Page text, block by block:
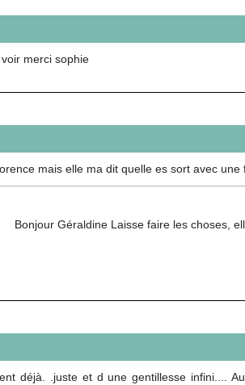
merci sophie
mais elle ma dit quelle es sort avec
Bonjour Géraldine Laisse faire les choses,
déjà. .juste et d une gentillesse infini....